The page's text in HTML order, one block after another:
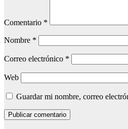
Comentario *
Nombre *
Correo electrónico *
Web
Guardar mi nombre, correo